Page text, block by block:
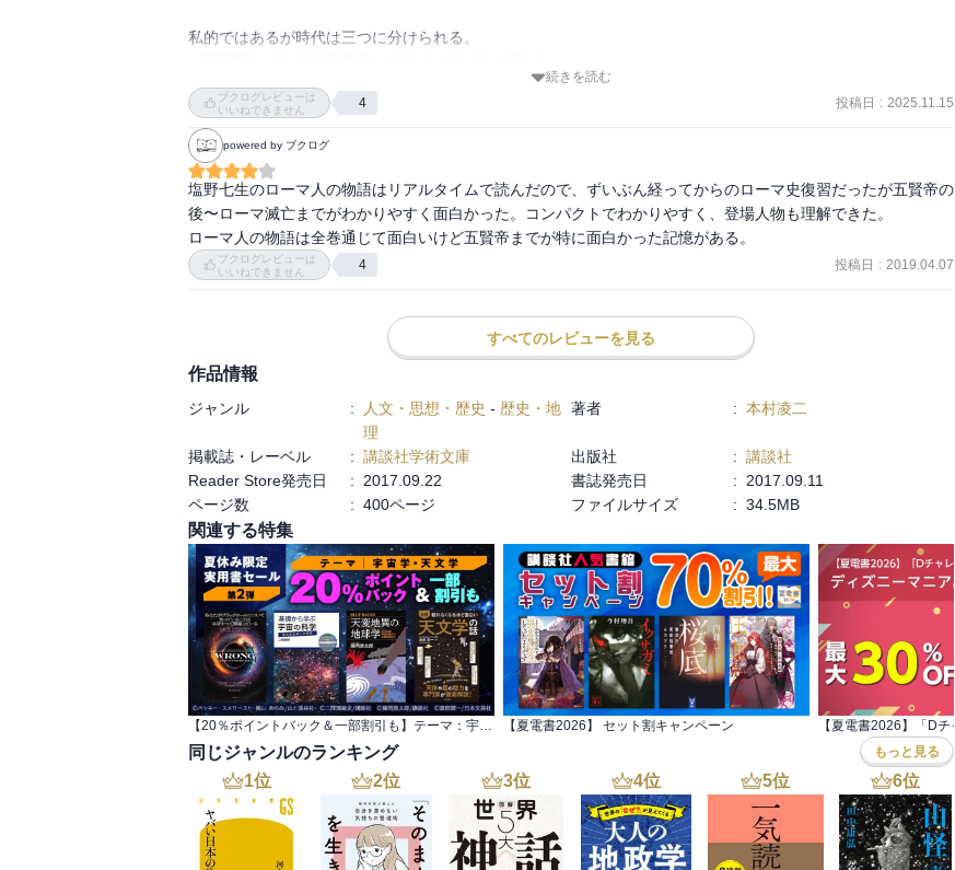
私的ではあるが時代は三つに分けられる。
〈絶頂期、カエサル、オクタビアヌス〉
〈衰退期、ローマ帝国とキリスト教〉
千年近いローマの通史を３５０ページで連ねた本は、よく知られているカエサル時代はサラリと、そのかわり皇
帝ネロ以降を極力漏れのないように描いている。
戦いと陰謀に明け暮れるローマ、特に紀元三世紀以降はまともに寿命をまっとうした皇帝が数えるほどという有
様には、あらためて驚く。
そして、終盤はキリスト教布教のマッチポンプの役割を果たして、分裂し消えていく。
作者曰く「古代末期はたそがれの時代ではなく、新しい秩序が生まれ、これまでにない考え方や感じ方が芽生え
衰亡は誕生につながるということか……。
続きを読む
ブクログレビューは
いいねできません
4 投稿日 : 2025.11.15
powered by ブクログ
塩野七生のローマ人の物語はリアルタイムで読んだので、ずいぶん経ってからのローマ史復習だったが五賢帝の
後〜ローマ滅亡までがわかりやすく面白かった。コンパクトでわかりやすく、登場人物も理解できた。
ローマ人の物語は全巻通じて面白いけど五賢帝までが特に面白かった記憶がある。
ブクログレビューは
いいねできません
4 投稿日 : 2019.04.07
すべてのレビューを見る
作品情報
ジャンル : 人文・思想・歴史 - 歴史・地
理
著者 : 本村凌二
掲載誌・レーベル : 講談社学術文庫 出版社 : 講談社
Reader Store発売日
: 2017.09.22 書誌発売日 :
2017.09.11
ページ数
: 400ページ ファイルサイズ : 34.5MB
関連する特集
【20％ポイントバック＆一部割引も】テーマ：宇宙学・天文学 夏休み限定実用書セール第2弾 【夏電書2026】 セット割キャンペーン
同じジャンルのランキング もっと見る
1位 2位 3位 4位 5位 6位